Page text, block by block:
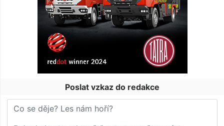
Poslat vzkaz do redakce